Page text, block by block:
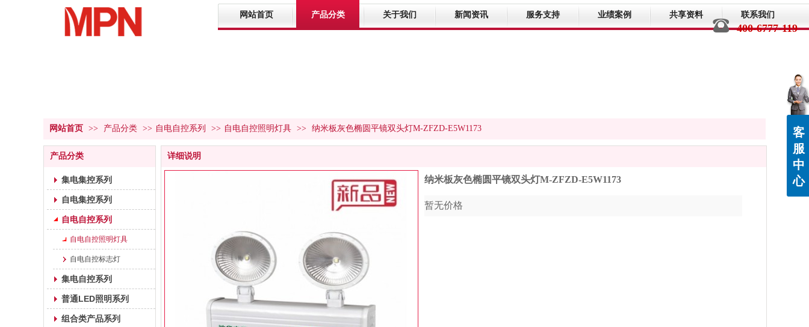
400-6777-119
网站首页 产品分类 关于我们 新闻资讯 服务支持 业绩案例 共享资料 联系我们
PRODUCT CENTER
产品中心
网站首页 >> 产品分类 >> 自电自控系列 >> 自电自控照明灯具 >> 纳米板灰色椭圆平镜双头灯M-ZFZD-E5W1173
产品分类
集电集控系列
自电集控系列
自电自控系列
自电自控照明灯具
自电自控标志灯
集电自控系列
普通LED照明系列
组合类产品系列
详细说明
纳米板灰色椭圆平镜双头灯M-ZFZD-E5W1173
暂无价格
客
服
中
心